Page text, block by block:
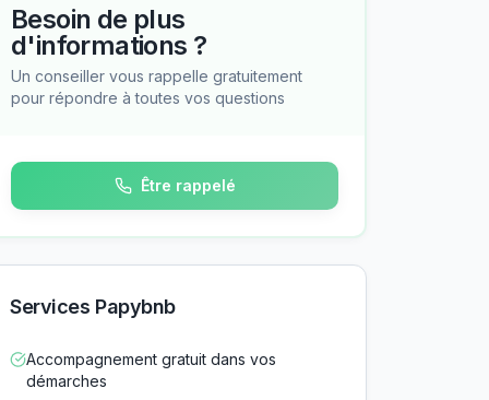
Besoin de plus
d'informations ?
Un conseiller vous rappelle gratuitement
pour répondre à toutes vos questions
Être rappelé
Services Papybnb
Accompagnement gratuit dans vos
démarches